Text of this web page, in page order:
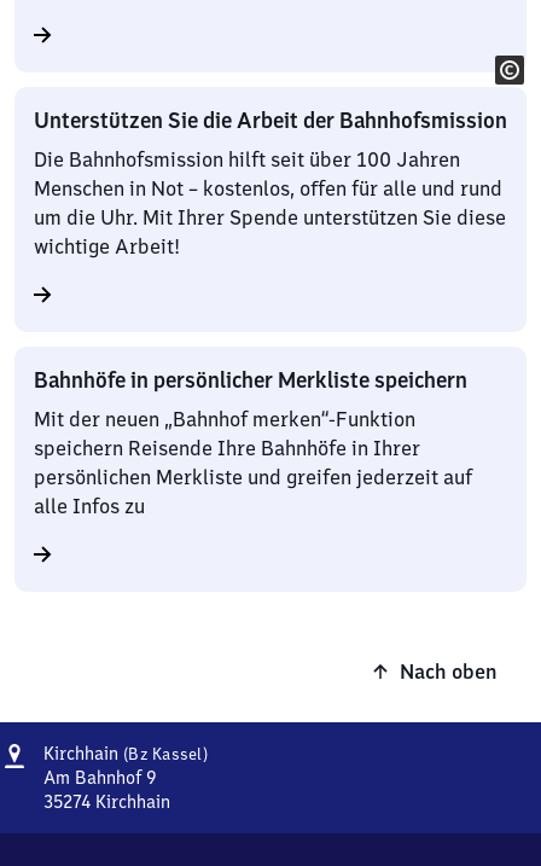
Unterstützen Sie die Arbeit der Bahnhofsmission
Die Bahnhofsmission hilft seit über 100 Jahren
Menschen in Not – kostenlos, offen für alle und rund
um die Uhr. Mit Ihrer Spende unterstützen Sie diese
wichtige Arbeit!
Bahnhöfe in persönlicher Merkliste speichern
Mit der neuen „Bahnhof merken“-Funktion
speichern Reisende Ihre Bahnhöfe in Ihrer
persönlichen Merkliste und greifen jederzeit auf
alle Infos zu
Nach oben
Adresse
Kirchhain (Bz Kassel)Kirchhain
Am Bahnhof 9
35274 Kirchhain